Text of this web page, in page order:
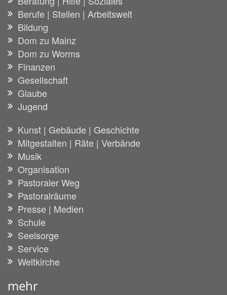
Berufe | Stellen | Arbeitswelt
Bildung
Dom zu Mainz
Dom zu Worms
Finanzen
Gesellschaft
Glaube
Jugend
Kunst | Gebäude | Geschichte
Mitgestalten | Räte | Verbände
Musik
Organisation
Pastoraler Weg
Pastoralräume
Presse | Medien
Schule
Seelsorge
Service
Weltkirche
mehr